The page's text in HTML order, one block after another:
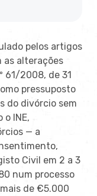
pelos artigos
as alterações
61/2008, de 31
pressuposto
do divórcio sem
INE,
— a
Civil em 2 a 3
num processo
de €5.000